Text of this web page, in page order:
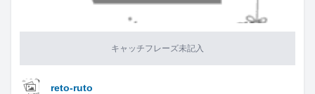
キャッチフレーズ未記入
reto-ruto